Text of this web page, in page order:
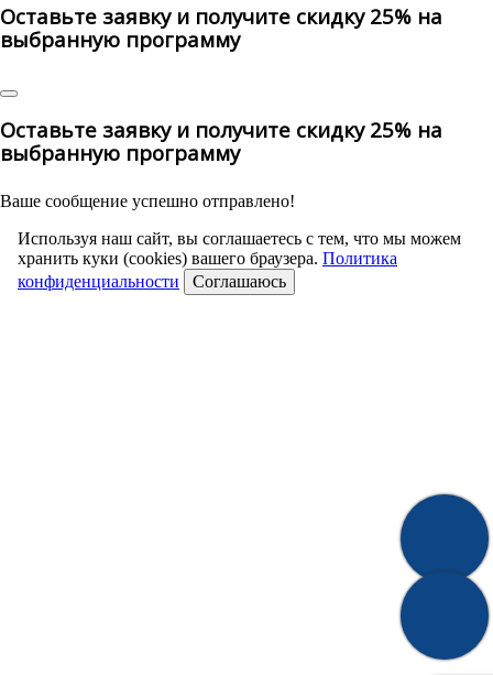
Оставьте заявку и получите скидку 25% на
выбранную программу
Оставьте заявку и получите скидку 25% на
выбранную программу
Ваше сообщение успешно отправлено!
Используя наш сайт, вы соглашаетесь с тем, что мы можем
хранить куки (cookies) вашего браузера. Политика
конфиденциальности
Соглашаюсь